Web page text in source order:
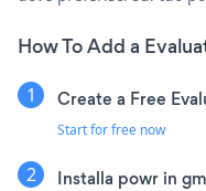
How To Add a
Create a Free
Start for free now
Installa powr in